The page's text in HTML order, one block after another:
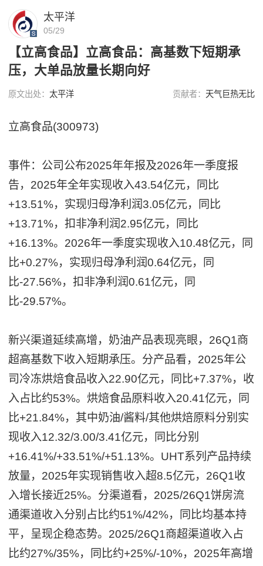
太平洋
05/29
【立高食品】立高食品：高基数下短期承
压，大单品放量长期向好
原文出处：太平洋 贡献者： 天气巨热无比
立高食品(300973)
事件：公司公布2025年年报及2026年一季度报
告，2025年全年实现收入43.54亿元，同比
+13.51%，实现归母净利润3.05亿元，同比
+13.71%，扣非净利润2.95亿元，同比
+16.13%。2026年一季度实现收入10.48亿元，同
比+0.27%，实现归母净利润0.64亿元，同
比-27.56%，扣非净利润0.61亿元，同
比-29.57%。
新兴渠道延续高增，奶油产品表现亮眼，26Q1商
超高基数下收入短期承压。分产品看，2025年公
司冷冻烘焙食品收入22.90亿元，同比+7.37%，收
入占比约53%。烘焙食品原料收入20.41亿元，同
比+21.84%，其中奶油/酱料/其他烘焙原料分别实
现收入12.32/3.00/3.41亿元，同比分别
+16.41%/+33.51%/+51.13%。UHT系列产品持续
放量，2025年实现销售收入超8.5亿元，26Q1收
入增长接近25%。分渠道看，2025/26Q1饼房流
通渠道收入分别占比约51%/42%，同比均基本持
平，呈现企稳态势。2025/26Q1商超渠道收入占
比约27%/35%，同比约+25%/-10%，2025年高增